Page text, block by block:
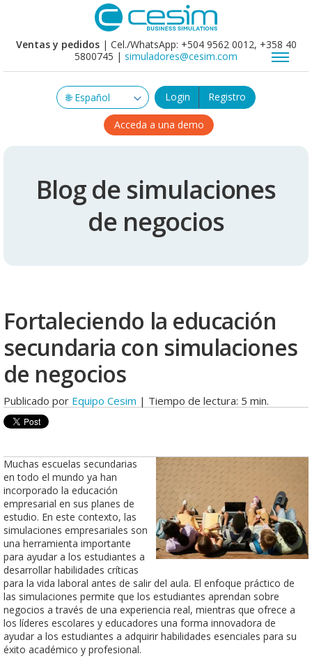
Ventas y pedidos| Cel./WhatsApp: +504 9562 0012, +358 40
5800745 | simuladores@cesim.com
Login Registro
Acceda a una demo
Blog de simulaciones
de negocios
Fortaleciendo la educación
secundaria con simulaciones
de negocios
Publicado por Equipo Cesim | Tiempo de lectura: 5 min.
Muchas escuelas secundarias
en todo el mundo ya han
incorporado la educación
empresarial en sus planes de
estudio. En este contexto, las
simulaciones empresariales son
una herramienta importante
para ayudar a los estudiantes a
desarrollar habilidades críticas
para la vida laboral antes de salir del aula. El enfoque práctico de
las simulaciones permite que los estudiantes aprendan sobre
negocios a través de una experiencia real, mientras que ofrece a
los líderes escolares y educadores una forma innovadora de
ayudar a los estudiantes a adquirir habilidades esenciales para su
éxito académico y profesional.